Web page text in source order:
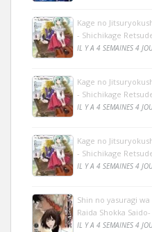
Kage no
- Shichikage
IL Y A 4 SEMAINES 4
Kage no
- Shichikage
IL Y A 4 SEMAINES 4
Kage no
- Shichikage
IL Y A 4 SEMAINES 4
Shin no yasuragi
Raida Shokka
IL Y A 4 SEMAINES 4